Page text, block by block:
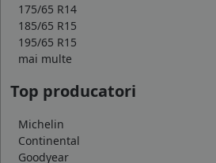
175/65 R14
185/65 R15
195/65 R15
mai multe
Top producatori
Michelin
Continental
Goodyear